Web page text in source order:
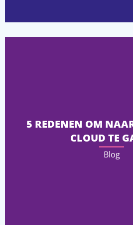
5 REDENEN OM
CLOUD TE
Blog